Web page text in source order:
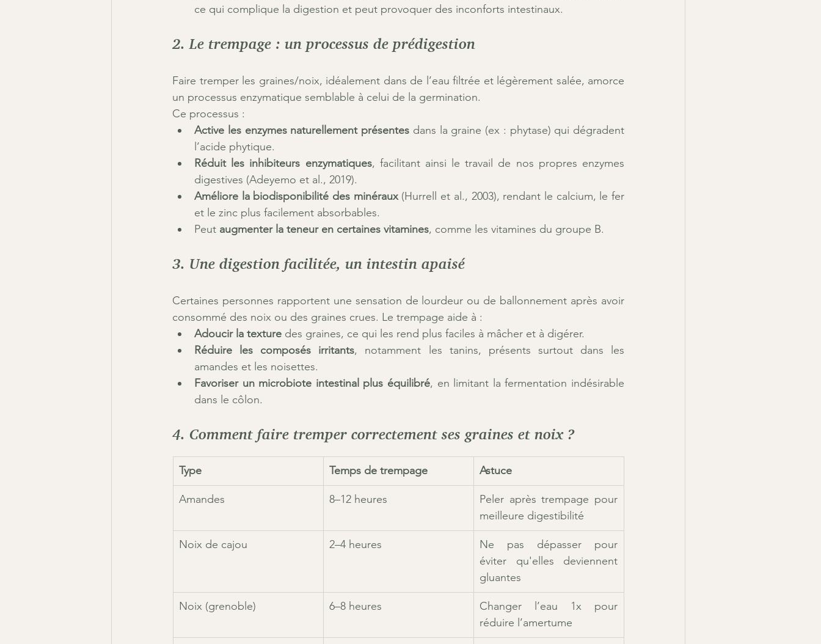
ce qui complique la digestion et peut provoquer des inconforts intestinaux.
2. Le trempage : un processus de prédigestion
Faire tremper les graines/noix, idéalement dans de l’eau filtrée et légèrement salée, amorce
un processus enzymatique semblable à celui de la germination.
Ce processus :
Active les enzymes naturellement présentes dans la graine (ex : phytase) qui dégradent
l’acide phytique.
Réduit les inhibiteurs enzymatiques, facilitant ainsi le travail de nos propres enzymes
digestives (Adeyemo et al., 2019).
Améliore la biodisponibilité des minéraux (Hurrell et al., 2003), rendant le calcium, le fer
et le zinc plus facilement absorbables.
Peut augmenter la teneur en certaines vitamines, comme les vitamines du groupe B.
3. Une digestion facilitée, un intestin apaisé
Certaines personnes rapportent une sensation de lourdeur ou de ballonnement après avoir
consommé des noix ou des graines crues. Le trempage aide à :
Adoucir la texture des graines, ce qui les rend plus faciles à mâcher et à digérer.
Réduire les composés irritants, notamment les tanins, présents surtout dans les
amandes et les noisettes.
Favoriser un microbiote intestinal plus équilibré, en limitant la fermentation indésirable
dans le côlon.
4. Comment faire tremper correctement ses graines et noix ?
Type Temps de trempage Astuce
Amandes 8–12 heures
Peler après trempage pour
meilleure digestibilité
Noix de cajou 2–4 heures
Ne pas dépasser pour
éviter qu'elles deviennent
gluantes
Noix (grenoble) 6–8 heures
Changer l’eau 1x pour
réduire l’amertume